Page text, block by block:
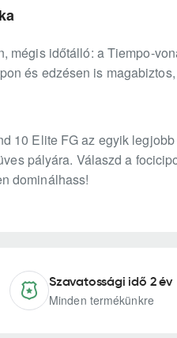
mégis időtálló: a Tiempo-
és edzésen is
10 Elite FG az egyik
pályára. Válaszd a
dominálhass!
Szavatossági idő 2 év
Minden termékünkre